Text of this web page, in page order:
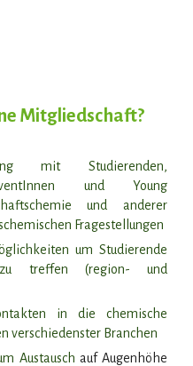
Mitgliedschaft?
mit Studierenden,
und Young
und anderer
Fragestellungen
um Studierende
treffen (region- und
in die chemische
verschiedenster Branchen
Austausch auf Augenhöhe